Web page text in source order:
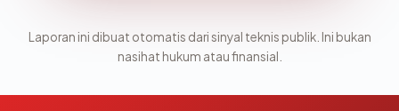
Laporan ini dibuat otomatis dari sinyal teknis publik. Ini bukan
nasihat hukum atau finansial.